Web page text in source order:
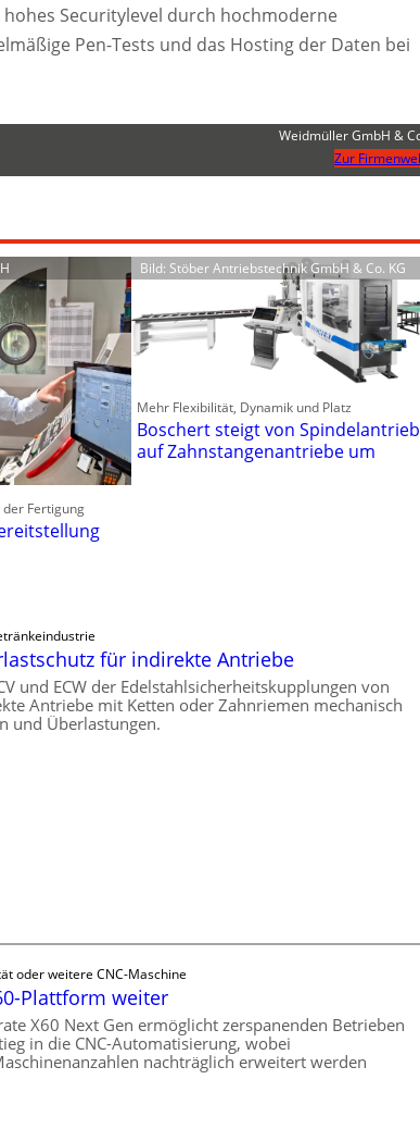
Securitylevel durch hochmoderne
Pen-Tests und das Hosting der Daten bei
Weidmüller GmbH &
Zur
Fertigung
Bild: Stöber Antriebstechnik GmbH & Co. KG
Mehr Flexibilität, Dynamik und Platz
Boschert steigt von
auf Zahnstangenantriebe um
für indirekte Antriebe
und ECW der Edelstahlsicherheitskupplungen von
Antriebe mit Ketten oder Zahnriemen mechanisch
und Überlastungen.
oder weitere CNC-Maschine
Plattform weiter
X60 Next Gen ermöglicht zerspanenden Betrieben
in die CNC-Automatisierung, wobei
nachträglich erweitert werden